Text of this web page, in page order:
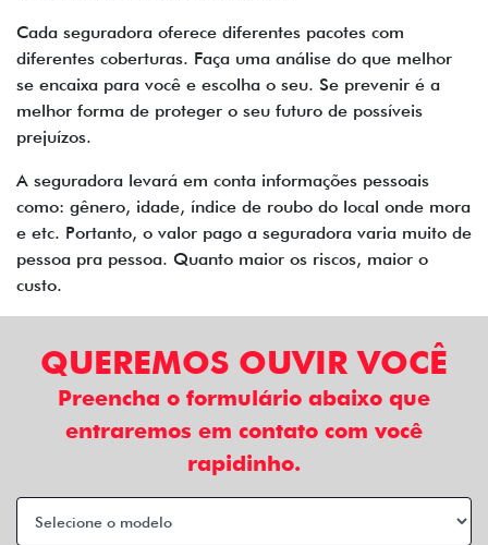
Cada seguradora oferece diferentes pacotes com
diferentes coberturas. Faça uma análise do que melhor
se encaixa para você e escolha o seu. Se prevenir é a
melhor forma de proteger o seu futuro de possíveis
prejuízos.
A seguradora levará em conta informações pessoais
como: gênero, idade, índice de roubo do local onde mora
e etc. Portanto, o valor pago a seguradora varia muito de
pessoa pra pessoa. Quanto maior os riscos, maior o
custo.
QUEREMOS OUVIR VOCÊ
Preencha o formulário abaixo que
entraremos em contato com você
rapidinho.